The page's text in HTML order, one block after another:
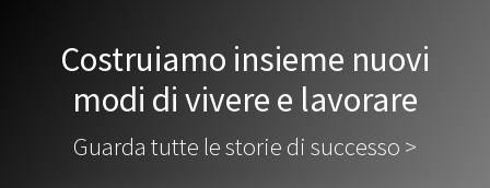
Costruiamo insieme nuovi
modi di vivere e lavorare
Guarda tutte le storie di successo >